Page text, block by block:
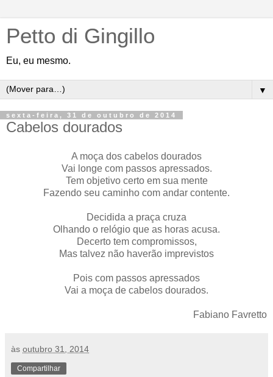
Petto di Gingillo
Eu, eu mesmo.
▼
sexta-feira, 31 de outubro de 2014
Cabelos dourados
A moça dos cabelos dourados
Vai longe com passos apressados.
Tem objetivo certo em sua mente
Fazendo seu caminho com andar contente.
Decidida a praça cruza
Olhando o relógio que as horas acusa.
Decerto tem compromissos,
Mas talvez não haverão imprevistos
Pois com passos apressados
Vai a moça de cabelos dourados.
Fabiano Favretto
às outubro 31, 2014
Compartilhar